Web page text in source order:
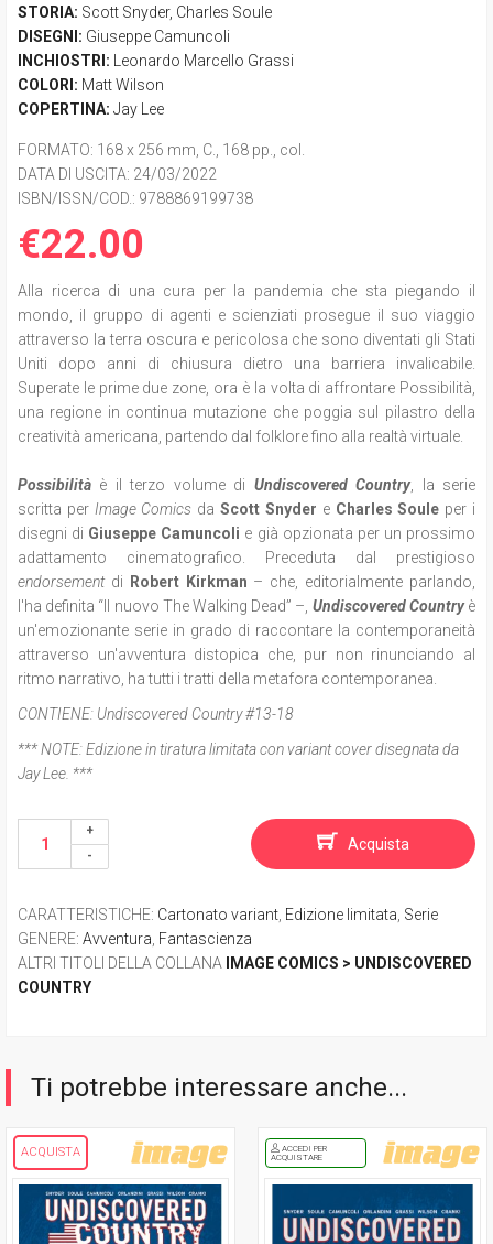
STORIA: Scott Snyder, Charles Soule
DISEGNI: Giuseppe Camuncoli
INCHIOSTRI:
Leonardo Marcello Grassi
COLORI: Matt Wilson
COPERTINA: Jay Lee
FORMATO: 168 x 256 mm, C., 168 pp., col.
DATA DI USCITA: 24/03/2022
ISBN/ISSN/COD.: 9788869199738
€22.00
Alla ricerca di una cura per la pandemia che sta piegando il
mondo, il gruppo di agenti e scienziati prosegue il suo viaggio
attraverso la terra oscura e pericolosa che sono diventati gli Stati
Uniti dopo anni di chiusura dietro una barriera invalicabile.
Superate le prime due zone, ora è la volta di affrontare Possibilità,
una regione in continua mutazione che poggia sul pilastro della
creatività americana, partendo dal folklore fino alla realtà virtuale.
Possibilità è il terzo volume di Undiscovered Country, la serie
scritta per Image Comics da Scott Snyder e Charles Soule per i
disegni di Giuseppe Camuncoli e già opzionata per un prossimo
adattamento cinematografico.
Preceduta dal prestigioso
endorsementdi Robert Kirkman – che, editorialmente parlando,
l'ha definita “Il nuovo The Walking Dead” –, Undiscovered Countryè
un'emozionante serie in grado di raccontare la contemporaneità
attraverso un'avventura distopica che, pur non rinunciando al
ritmo narrativo, ha tutti i tratti della metafora contemporanea.
CONTIENE: Undiscovered Country #13-18
*** NOTE:Edizione in tiratura limitata con variant cover disegnata da
Jay Lee. ***
Acquista
CARATTERISTICHE: Cartonato variant Edizione limitata Serie
GENERE: Avventura Fantascienza
ALTRI TITOLI DELLA COLLANA
IMAGE COMICS > UNDISCOVERED
COUNTRY
Ti potrebbe interessare anche...
ACQUISTA
ACCEDI PER
ACQUISTARE